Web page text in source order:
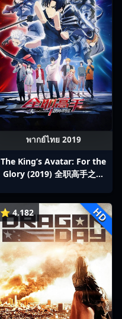
พากย์ไทย 2019
The King’s Avatar: For the
Glory (2019) 全职高手之巅
⭐ 4.182 HD